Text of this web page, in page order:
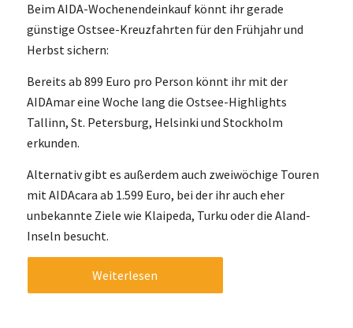
Beim AIDA-Wochenendeinkauf könnt ihr gerade
günstige Ostsee-Kreuzfahrten für den Frühjahr und
Herbst sichern:
Bereits ab 899 Euro pro Person könnt ihr mit der
AIDAmar eine Woche lang die Ostsee-Highlights
Tallinn, St. Petersburg, Helsinki und Stockholm
erkunden.
Alternativ gibt es außerdem auch zweiwöchige Touren
mit AIDAcara ab 1.599 Euro, bei der ihr auch eher
unbekannte Ziele wie Klaipeda, Turku oder die Aland-
Inseln besucht.
Weiterlesen